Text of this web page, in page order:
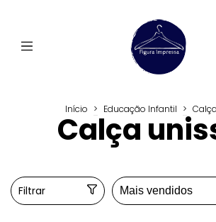
Início > Educação Infantil >
Calça
Filtrar